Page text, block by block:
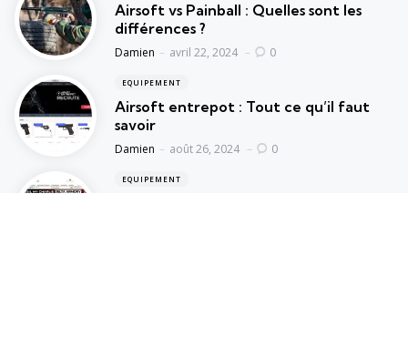
Airsoft vs Painball : Quelles sont les
différences ?
Posted
Damien avril 22, 2024 0
EQUIPEMENT
Airsoft entrepot : Tout ce qu’il faut
savoir
Posted
Damien août 26, 2024 0
EQUIPEMENT